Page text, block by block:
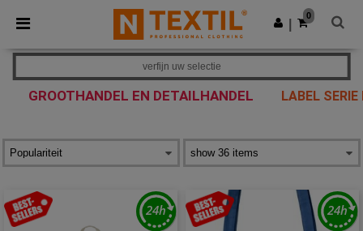
× Ntextil-app
Betere prijzen in de app!
Download app
0
GROOTHANDEL EN DETAILHANDEL LABEL
verfijn uw selectie